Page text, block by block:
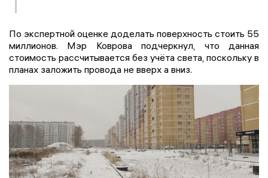
По экспертной оценке доделать поверхность стоить 55
миллионов. Мэр Коврова подчеркнул, что данная
стоимость рассчитывается без учёта света, поскольку в
планах заложить провода не вверх а вниз.